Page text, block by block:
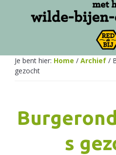
Network
Je bent hier: Home / Archief /
gezocht
s